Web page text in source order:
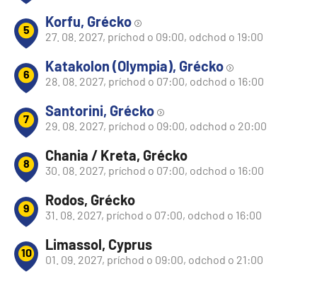
5 Korfu, Grécko
27. 08. 2027, príchod o 09:00, odchod o 19:00
6 Katakolon (Olympia), Grécko
28. 08. 2027, príchod o 07:00, odchod o 16:00
7 Santorini, Grécko
29. 08. 2027, príchod o 09:00, odchod o 20:00
8 Chania / Kreta, Grécko
30. 08. 2027, príchod o 07:00, odchod o 16:00
9 Rodos, Grécko
31. 08. 2027, príchod o 07:00, odchod o 16:00
10 Limassol, Cyprus
01. 09. 2027, príchod o 09:00, odchod o 21:00